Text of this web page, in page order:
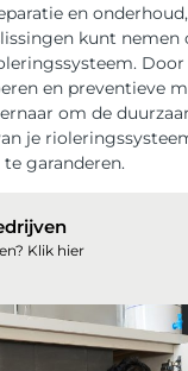
en
kunt nemen
en preventieve
om de
je
garanderen.
Klik hier